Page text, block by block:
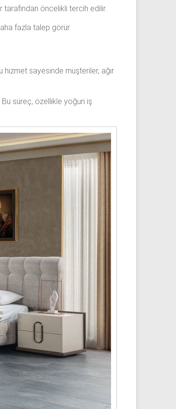
öncelikli tercih edilir.
fazla talep görür.
hizmet sayesinde müşteriler, ağır
süreç, özellikle yoğun iş